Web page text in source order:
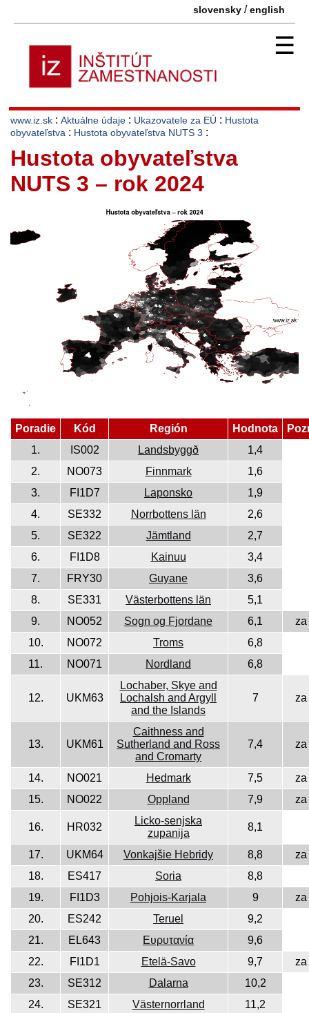
slovensky /english
☰
www.iz.sk : Aktuálne údaje : Ukazovatele za EÚ : Hustota
obyvateľstva : Hustota obyvateľstva NUTS 3 :
Hustota obyvateľstva
NUTS 3 – rok 2024
Poradie Kód Región Hodnota
1.
IS002 Landsbyggð
1,4
2.
NO073 Finnmark
1,6
3.
FI1D7 Laponsko
1,9
4.
SE332 Norrbottens län
2,6
5.
SE322 Jämtland
2,7
6.
FI1D8 Kainuu
3,4
7.
FRY30 Guyane
3,6
8.
SE331 Västerbottens län
5,1
9.
NO052 Sogn og Fjordane 6,1
za
10.
NO072 Troms
6,8
11.
NO071 Nordland 6,8
12. UKM63
Lochaber, Skye and
Lochalsh and Argyll
and the Islands
7 za
13. UKM61
Caithness and
Sutherland and Ross
and Cromarty
7,4 za
14. NO021 Hedmark 7,5
za
15.
NO022 Oppland 7,9 za
16. HR032
Licko-senjska
zupanija
8,1
17. UKM64 Vonkajšie Hebridy 8,8
za
18.
ES417 Soria
8,8
19.
FI1D3 Pohjois-Karjala 9
za
20.
ES242 Teruel
9,2
21.
EL643 Ευρυτανία
9,6
22.
FI1D1 Etelä-Savo 9,7
za
23.
SE312 Dalarna
10,2
24.
SE321 Västernorrland
11,2